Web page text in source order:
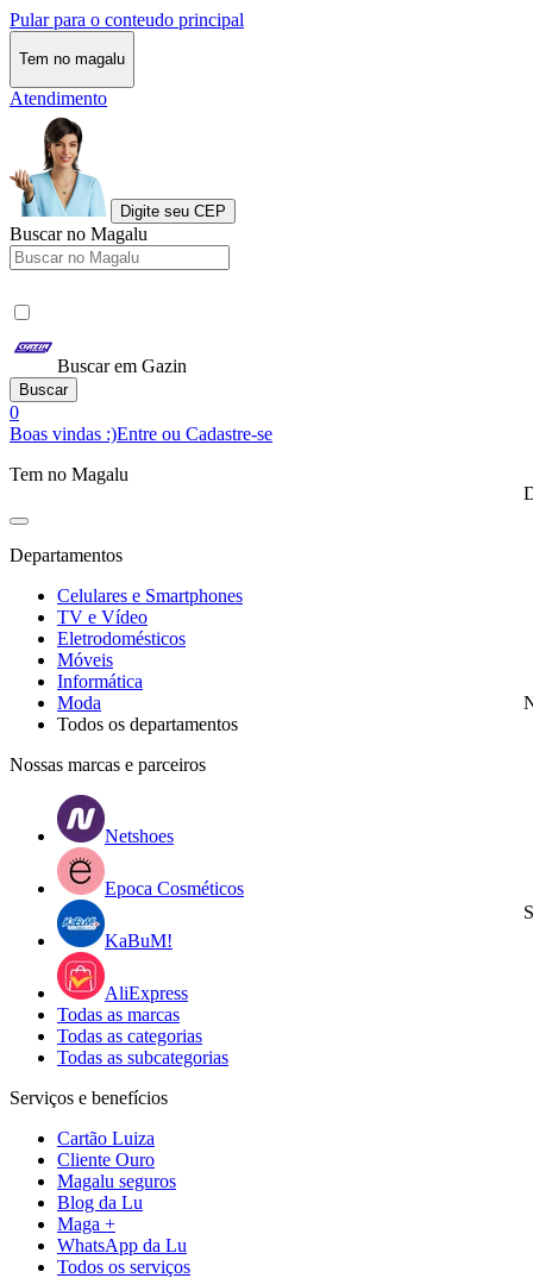
Pular para o conteudo principal
Tem no magalu
Atendimento
Digite seu CEP
Buscar no Magalu
Buscar em Gazin
Buscar
0
Boas vindas :)Entre ou Cadastre-se
Tem no Magalu
Departamentos
Celulares e Smartphones
TV e Vídeo
Eletrodomésticos
Móveis
Informática
Moda
Todos os departamentos
Nossas marcas e parceiros
Netshoes
Epoca Cosméticos
KaBuM!
AliExpress
Todas as marcas
Todas as categorias
Todas as subcategorias
Serviços e benefícios
Cartão Luiza
Cliente Ouro
Magalu seguros
Blog da Lu
Maga +
WhatsApp da Lu
Todos os serviços